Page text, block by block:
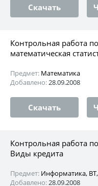
Скачать
Контрольная работа
математическая
Предмет: Математика
Добавлено:28.09.2008
Скачать
Контрольная работа
Виды кредита
Предмет: Информатика,
Добавлено:28.09.2008